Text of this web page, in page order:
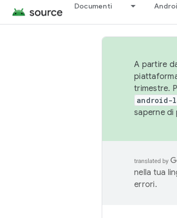
Documenti
A partire
trimestre.
android-
saperne di
nella tua
errori.